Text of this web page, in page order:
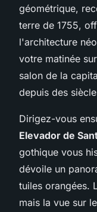
géométrique,
terre de 1755,
l'architecture
votre matinée
salon de la
depuis des
Dirigez-vous
Elevador de
gothique vous
dévoile un
tuiles orangées.
mais la vue sur